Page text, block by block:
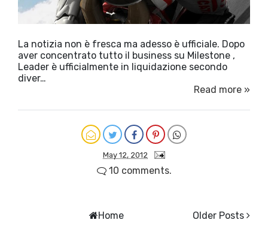
La notizia non è fresca ma adesso è ufficiale. Dopo
aver concentrato tutto il business su Milestone ,
Leader è ufficialmente in liquidazione secondo
diver…
Read more »
May 12, 2012
10 comments.
Older Posts
Home